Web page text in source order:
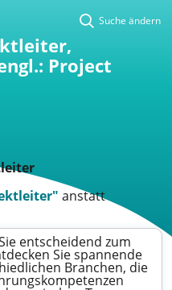
Suche ändern
Project
anstatt
entscheidend zum
Sie spannende
Branchen, die